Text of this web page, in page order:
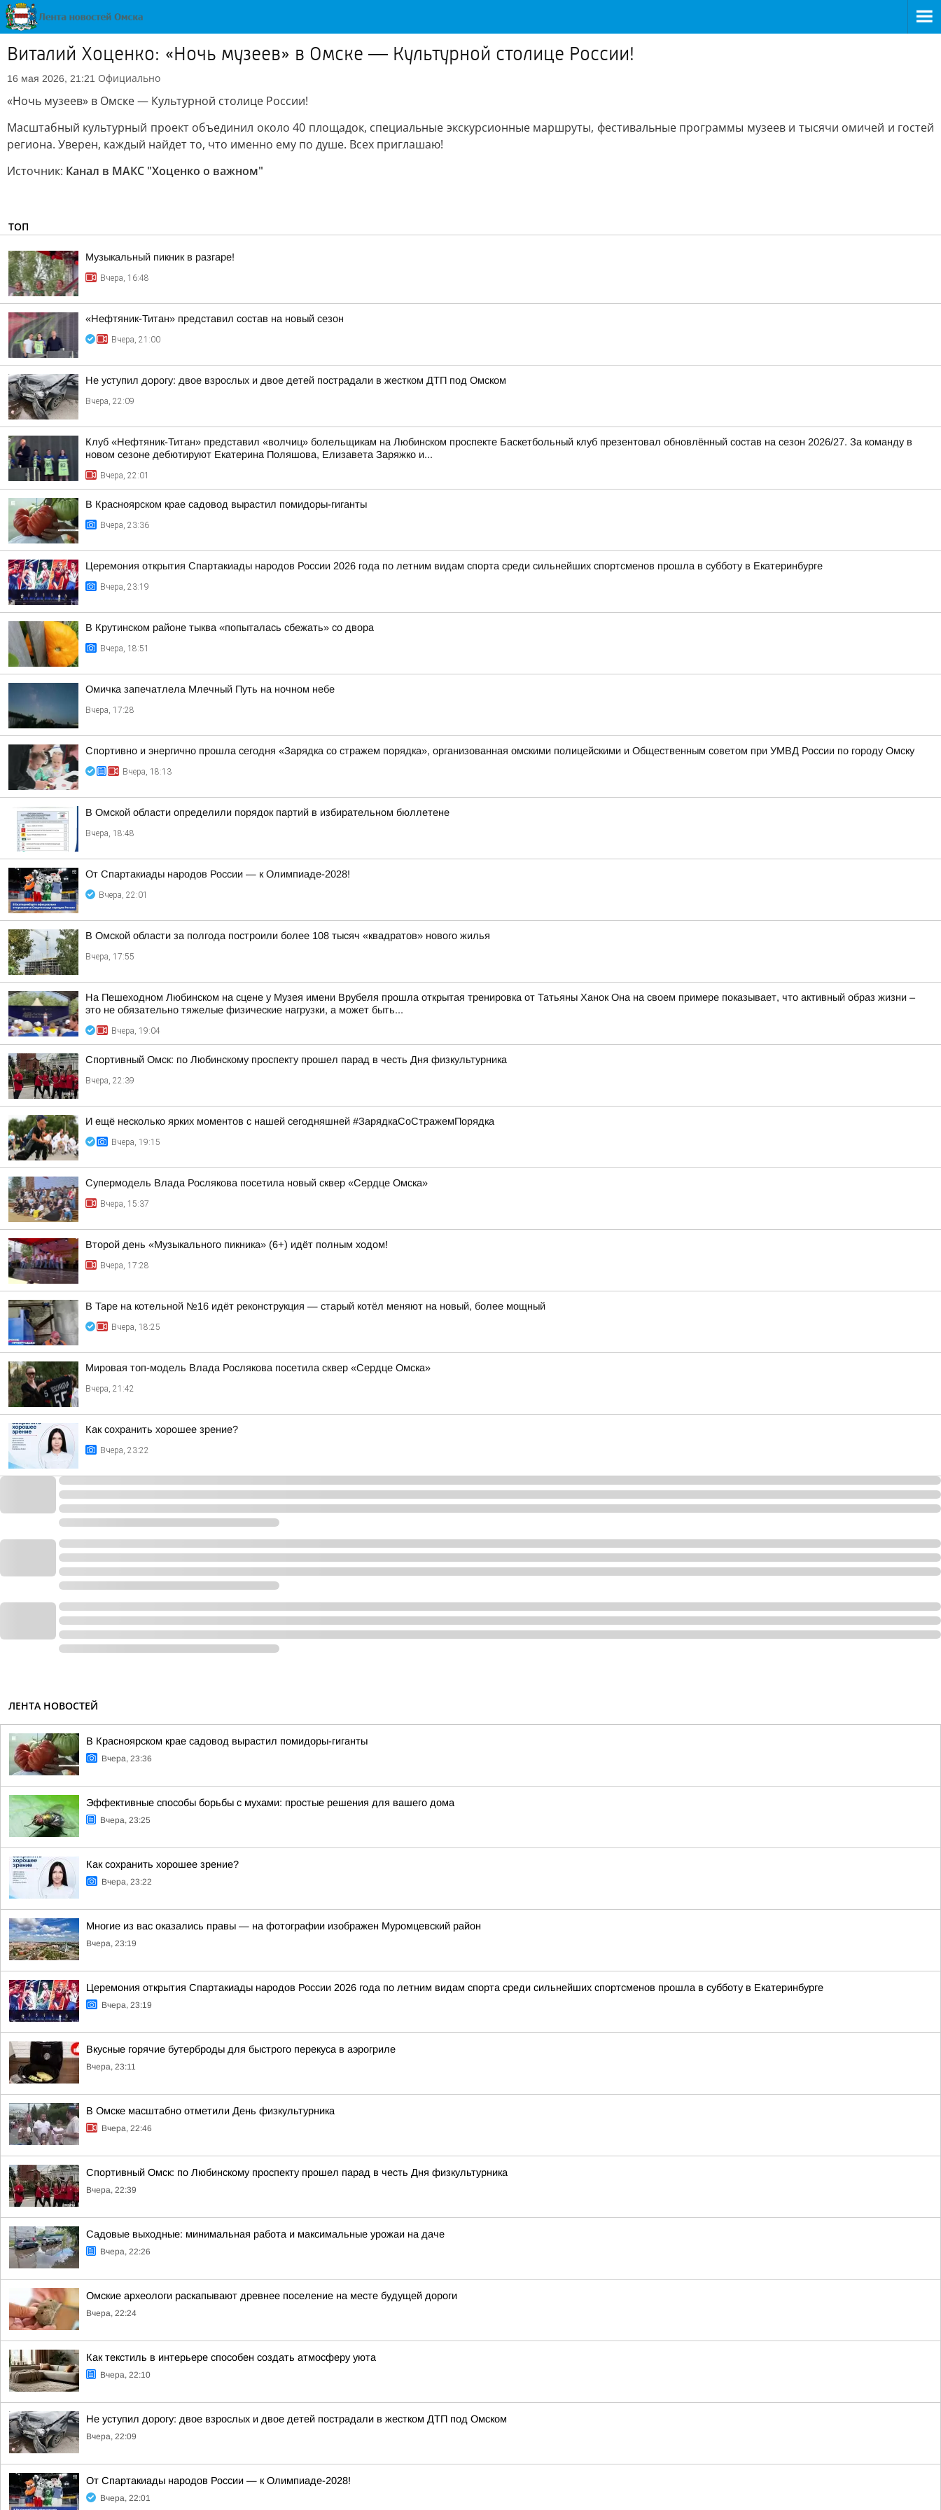
Виталий Хоценко: «Ночь музеев» в Омске — Культурной столице России!
16 мая 2026, 21:21 Официально
«Ночь музеев» в Омске — Культурной столице России!
Масштабный культурный проект объединил около 40 площадок, специальные экскурсионные маршруты, фестивальные программы музеев и тысячи омичей и гостей
региона. Уверен, каждый найдет то, что именно ему по душе. Всех приглашаю!
Источник: Канал в МАКС "Хоценко о важном"
ТОП
Музыкальный пикник в разгаре!
Вчера, 16:48
«Нефтяник-Титан» представил состав на новый сезон
Вчера, 21:00
Не уступил дорогу: двое взрослых и двое детей пострадали в жестком ДТП под Омском
Вчера, 22:09
Клуб «Нефтяник-Титан» представил «волчиц» болельщикам на Любинском проспекте Баскетбольный клуб презентовал обновлённый состав на сезон 2026/27. За команду в
новом сезоне дебютируют Екатерина Поляшова, Елизавета Заряжко и...
Вчера, 22:01
В Красноярском крае садовод вырастил помидоры-гиганты
Вчера, 23:36
Церемония открытия Спартакиады народов России 2026 года по летним видам спорта среди сильнейших спортсменов прошла в субботу в Екатеринбурге
Вчера, 23:19
В Крутинском районе тыква «попыталась сбежать» со двора
Вчера, 18:51
Омичка запечатлела Млечный Путь на ночном небе
Вчера, 17:28
Спортивно и энергично прошла сегодня «Зарядка со стражем порядка», организованная омскими полицейскими и Общественным советом при УМВД России по городу Омску
Вчера, 18:13
В Омской области определили порядок партий в избирательном бюллетене
Вчера, 18:48
От Спартакиады народов России — к Олимпиаде-2028!
Вчера, 22:01
В Омской области за полгода построили более 108 тысяч «квадратов» нового жилья
Вчера, 17:55
На Пешеходном Любинском на сцене у Музея имени Врубеля прошла открытая тренировка от Татьяны Ханок Она на своем примере показывает, что активный образ жизни –
это не обязательно тяжелые физические нагрузки, а может быть...
Вчера, 19:04
Спортивный Омск: по Любинскому проспекту прошел парад в честь Дня физкультурника
Вчера, 22:39
И ещё несколько ярких моментов с нашей сегодняшней #ЗарядкаСоСтражемПорядка
Вчера, 19:15
Супермодель Влада Рослякова посетила новый сквер «Сердце Омска»
Вчера, 15:37
Второй день «Музыкального пикника» (6+) идёт полным ходом!
Вчера, 17:28
В Таре на котельной №16 идёт реконструкция — старый котёл меняют на новый, более мощный
Вчера, 18:25
Мировая топ-модель Влада Рослякова посетила сквер «Сердце Омска»
Вчера, 21:42
Как сохранить хорошее зрение?
Вчера, 23:22
ЛЕНТА НОВОСТЕЙ
В Красноярском крае садовод вырастил помидоры-гиганты
Вчера, 23:36
Эффективные способы борьбы с мухами: простые решения для вашего дома
Вчера, 23:25
Как сохранить хорошее зрение?
Вчера, 23:22
Многие из вас оказались правы — на фотографии изображен Муромцевский район
Вчера, 23:19
Церемония открытия Спартакиады народов России 2026 года по летним видам спорта среди сильнейших спортсменов прошла в субботу в Екатеринбурге
Вчера, 23:19
Вкусные горячие бутерброды для быстрого перекуса в аэрогриле
Вчера, 23:11
В Омске масштабно отметили День физкультурника
Вчера, 22:46
Спортивный Омск: по Любинскому проспекту прошел парад в честь Дня физкультурника
Вчера, 22:39
Садовые выходные: минимальная работа и максимальные урожаи на даче
Вчера, 22:26
Омские археологи раскапывают древнее поселение на месте будущей дороги
Вчера, 22:24
Как текстиль в интерьере способен создать атмосферу уюта
Вчера, 22:10
Не уступил дорогу: двое взрослых и двое детей пострадали в жестком ДТП под Омском
Вчера, 22:09
От Спартакиады народов России — к Олимпиаде-2028!
Вчера, 22:01